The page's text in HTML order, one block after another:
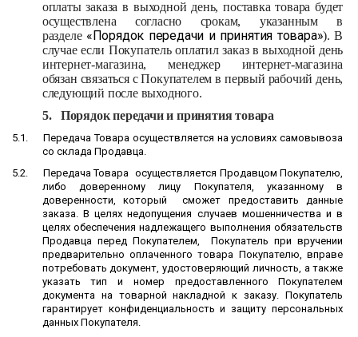
оплаты заказа в выходной день, поставка товара будет
осуществлена согласно срокам, указанным в
разделе « Порядок передачи и принятия товара»). В
случае если Покупатель оплатил заказ в выходной день
интернет-магазина, менеджер интернет-магазина
обязан связаться с Покупателем в первый рабочий день,
следующий после выходного.
5.
Порядок передачи и принятия товара
5.1.
Передача Товара осуществляется на условиях самовывоза
со склада Продавца.
5.2.
Передача Товара осуществляется Продавцом Покупателю,
либо доверенному лицу Покупателя, указанному в
доверенности, который
сможет предоставить данные
заказа. В целях недопущения случаев мошенничества и в
целях обеспечения надлежащего выполнения обязательств
Продавца перед Покупателем, Покупатель при вручении
предварительно оплаченного товара Покупателю, вправе
потребовать документ, удостоверяющий личность, а также
указать тип и номер предоставленного Покупателем
документа на товарной накладной к заказу. Покупатель
гарантирует конфиденциальность и защиту персональных
данных Покупателя.